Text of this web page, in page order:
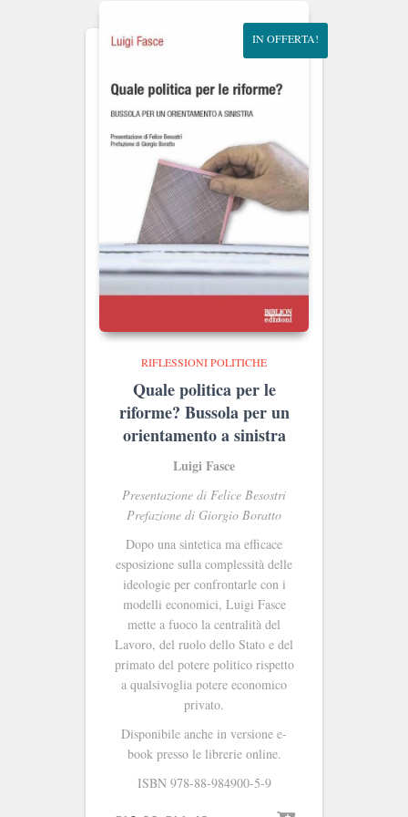
IN OFFERTA!
RIFLESSIONI POLITICHE
Quale politica per le
riforme? Bussola per un
orientamento a sinistra
Luigi Fasce
Presentazione di Felice Besostri
Prefazione di Giorgio Boratto
Dopo una sintetica ma efficace
esposizione sulla complessità delle
ideologie per confrontarle con i
modelli economici, Luigi Fasce
mette a fuoco la centralità del
Lavoro, del ruolo dello Stato e del
primato del potere politico rispetto
a qualsivoglia potere economico
privato.
Disponibile anche in versione e-
book presso le librerie online.
ISBN 978-88-984900-5-9